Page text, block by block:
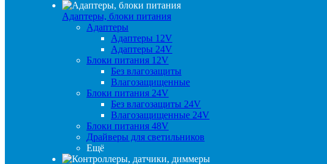
Адаптеры, блоки питания
Адаптеры
Адаптеры 12V
Адаптеры 24V
Блоки питания 12V
Без влагозащиты
Влагозащищенные
Блоки питания 24V
Без влагозащиты 24V
Влагозащищенные 24V
Блоки питания 48V
Драйверы для светильников
Ещё